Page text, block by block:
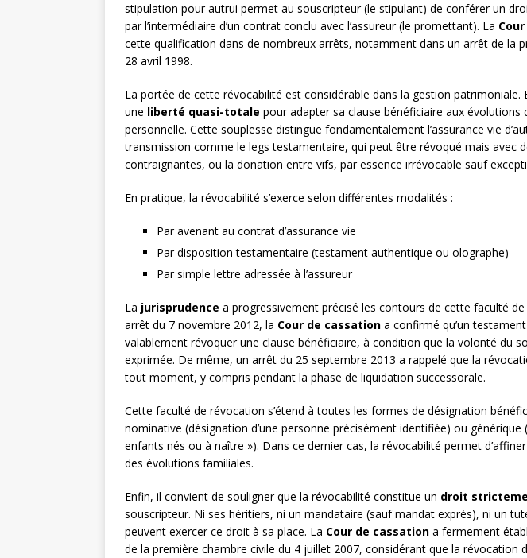
stipulation pour autrui permet au souscripteur (le stipulant) de conférer un
par l’intermédiaire d’un contrat conclu avec l’assureur (le promettant). La
cette qualification dans de nombreux arrêts, notamment dans un arrêt de la
28 avril 1998.
La portée de cette révocabilité est considérable dans la gestion patrimoniale.
une liberté quasi-totale pour adapter sa clause bénéficiaire aux évolutions
personnelle. Cette souplesse distingue fondamentalement l’assurance vie
transmission comme le legs testamentaire, qui peut être révoqué mais avec
contraignantes, ou la donation entre vifs, par essence irrévocable sauf
En pratique, la révocabilité s’exerce selon différentes modalités :
Par avenant au contrat d’assurance vie
Par disposition testamentaire (testament authentique ou olographe)
Par simple lettre adressée à l’assureur
La jurisprudence a progressivement précisé les contours de cette faculté
arrêt du 7 novembre 2012, la Cour de cassation a confirmé qu’un
valablement révoquer une clause bénéficiaire, à condition que la volonté du
exprimée. De même, un arrêt du 25 septembre 2013 a rappelé que la
tout moment, y compris pendant la phase de liquidation successorale.
Cette faculté de révocation s’étend à toutes les formes de désignation
nominative (désignation d’une personne précisément identifiée) ou
enfants nés ou à naître »). Dans ce dernier cas, la révocabilité permet
des évolutions familiales.
Enfin, il convient de souligner que la révocabilité constitue un droit
souscripteur. Ni ses héritiers, ni un mandataire (sauf mandat exprès), ni un
peuvent exercer ce droit à sa place. La Cour de cassation a fermement
de la première chambre civile du 4 juillet 2007, considérant que la révocation